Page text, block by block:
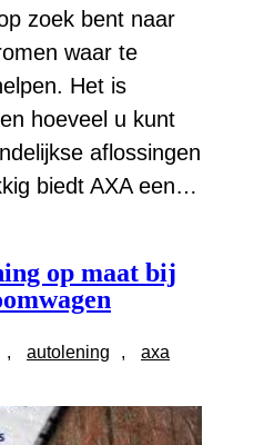
zoek bent naar
waar te
Het is
hoeveel u kunt
aflossingen
biedt AXA een…
op maat bij
, autolening , axa